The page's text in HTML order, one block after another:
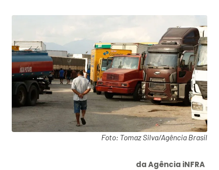
Foto: Tomaz Silva/Agência Brasil
da Agência iNFRA